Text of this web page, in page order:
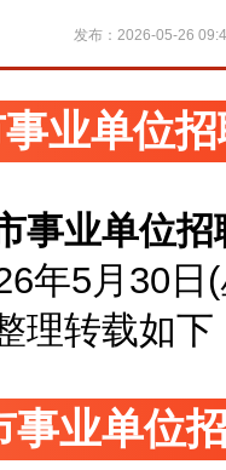
发布：2026-05-26
业单位
事业单位
年5月30日
理转载如下
事业单位